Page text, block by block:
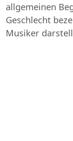
allgemeinen
Geschlecht
Musiker